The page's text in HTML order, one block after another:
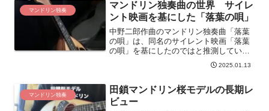
マンドリン独奏
マンドリン独奏曲の世界 サイレ
ント映画を基にした「落葉の唄」
中野二郎作曲のマンドリン独奏曲「落葉
の唄」は、同名のサイレント映画「落葉
の唄」を基にしたのではと推測していま
す。世界観が共通しているように見えま
す。「落葉の唄」の演奏について説明し
2025.01.13
マンドリン独奏
田鎖マンドリン桜モデルの長期レ
ビュー